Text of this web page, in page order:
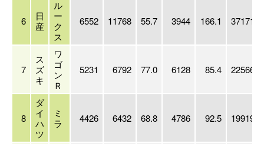
6
日
産
ル
ー
ク
ス
6552 11768 55.7 3944 166.1 37171
7
ス
ズ
キ
ワ
ゴ
ン
Ｒ
5231 6792 77.0 6128 85.4 22566
8
ダ
イ
ハ
ツ
ミ
ラ
4426 6432 68.8 4786 92.5 19919